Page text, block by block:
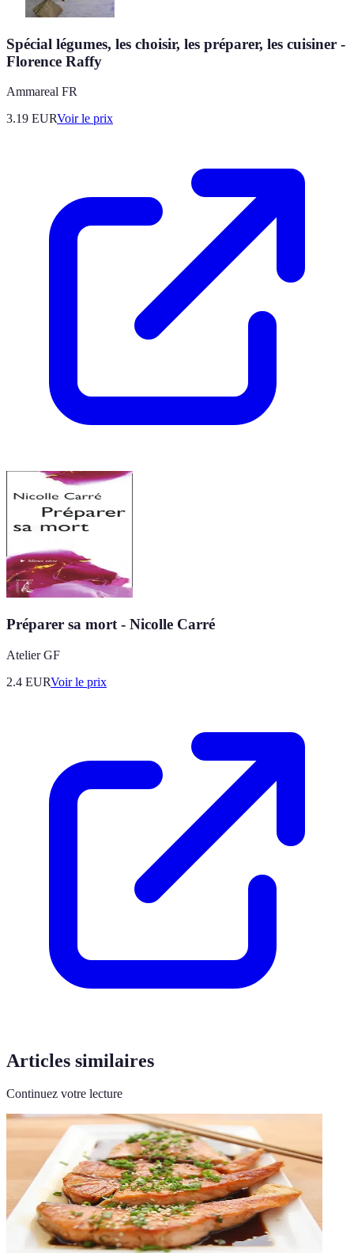
Spécial légumes, les choisir, les préparer, les cuisiner -
Florence Raffy
Ammareal FR
3.19 EURVoir le prix
Préparer sa mort - Nicolle Carré
Atelier GF
2.4 EURVoir le prix
Articles similaires
Continuez votre lecture